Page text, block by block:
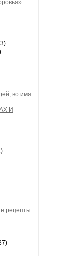
во имя
И
рецепты